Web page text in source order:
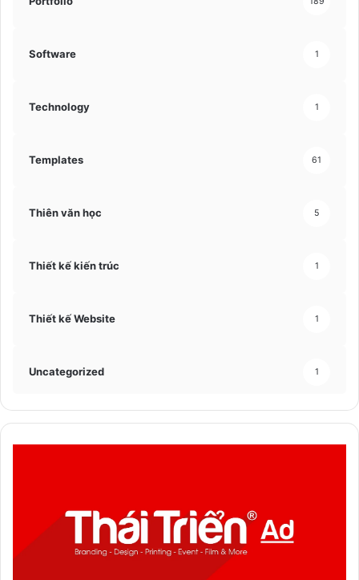
Software 1
Technology 1
Templates 61
Thiên văn học 5
Thiết kế kiến trúc 1
Thiết kế Website 1
Uncategorized 1